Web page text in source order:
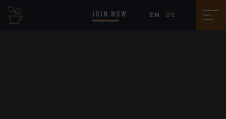
JOIN NOW EN DE